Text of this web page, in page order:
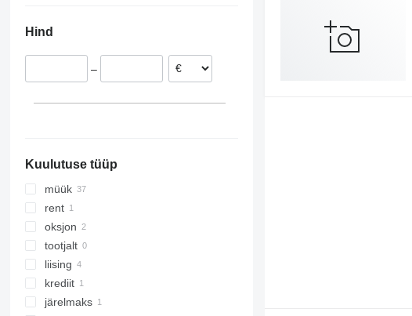
Tšehhi
Poola
Hind
–
Kuulutuse tüüp
müük
rent
oksjon
tootjalt
liising
krediit
järelmaks